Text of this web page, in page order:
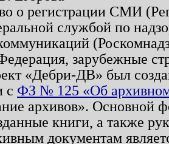
о регистрации СМИ
службой по
зарубежные
«Дебри-ДВ» был
с ФЗ № 125 «Об
архивов». Основной
книги, а также
документам